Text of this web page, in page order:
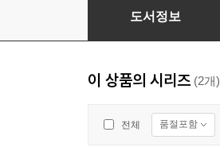
오늘의 SF #2
도서정보
이 상품의 시리즈 (2개)
전체 품절포함